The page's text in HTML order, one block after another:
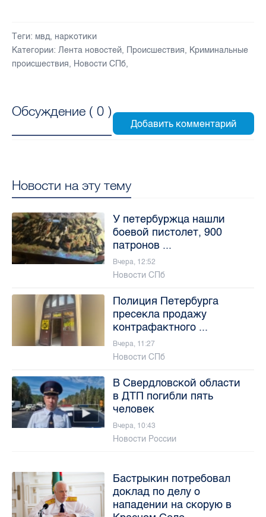
Теги: мвд, наркотики
Категории: Лента новостей, Происшествия, Криминальные
происшествия, Новости СПб,
Обсуждение ( 0 )
Новости на эту тему
У петербуржца нашли
боевой пистолет, 900
патронов ...
Вчера, 12:52
Новости СПб
Полиция Петербурга
пресекла продажу
контрафактного ...
Вчера, 11:27
Новости СПб
В Свердловской области
в ДТП погибли пять
человек
Вчера, 10:43
Новости России
Бастрыкин потребовал
доклад по делу о
нападении на скорую в